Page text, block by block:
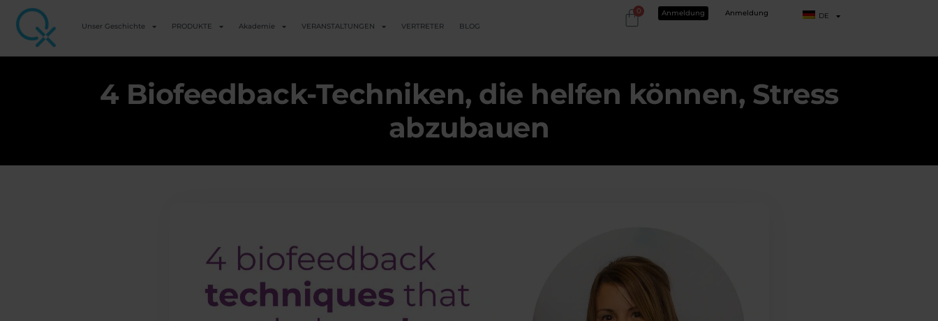
Unser Geschichte PRODUKTE Akademie VERANSTALTUNGEN VERTRETER BLOG
0 Anmeldung Anmeldung DE
4 Biofeedback-Techniken, die helfen können, Stress
abzubauen